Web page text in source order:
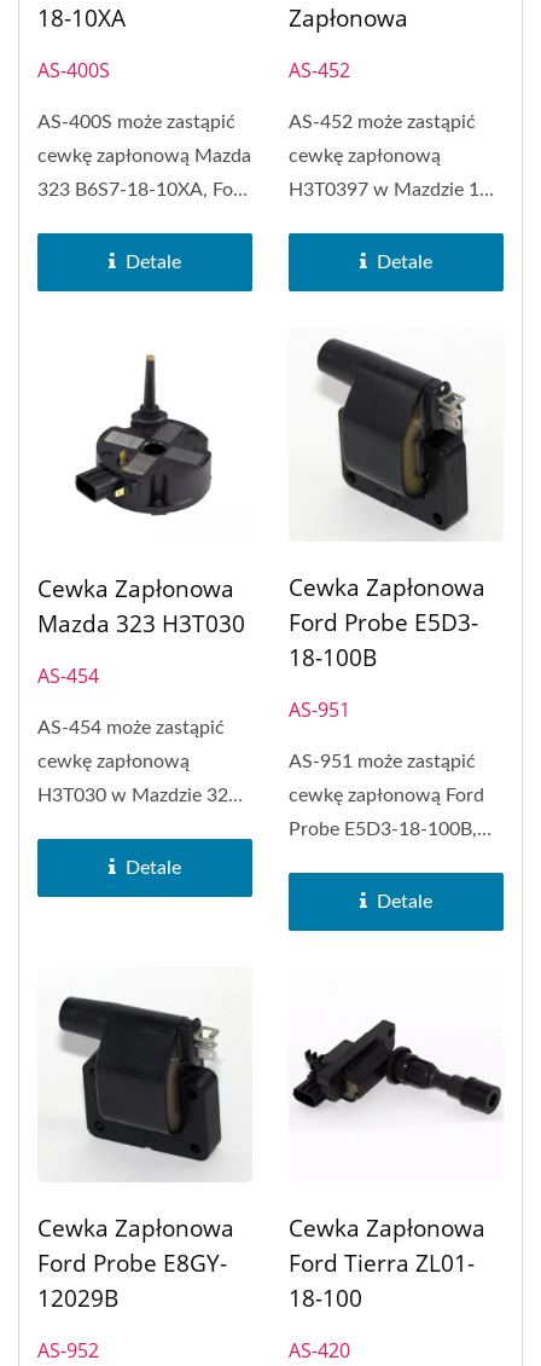
18-10XA
AS-400S
AS-400S może zastąpić
cewkę zapłonową Mazda
323 B6S7-18-10XA, Ford
Detale
Zapłonowa
AS-452
AS-452 może zastąpić
cewkę zapłonową
H3T0397 w Mazdzie 121
Detale
Cewka Zapłonowa
Mazda 323 H3T030
AS-454
AS-454 może zastąpić
cewkę zapłonową
H3T030 w Mazdzie 323 i
Detale
Cewka Zapłonowa
Ford Probe E5D3-
18-100B
AS-951
AS-951 może zastąpić
cewkę zapłonową Ford
Probe E5D3-18-100B,
Detale
Cewka Zapłonowa
Ford Probe E8GY-
12029B
AS-952
Cewka Zapłonowa
Ford Tierra ZL01-
18-100
AS-420